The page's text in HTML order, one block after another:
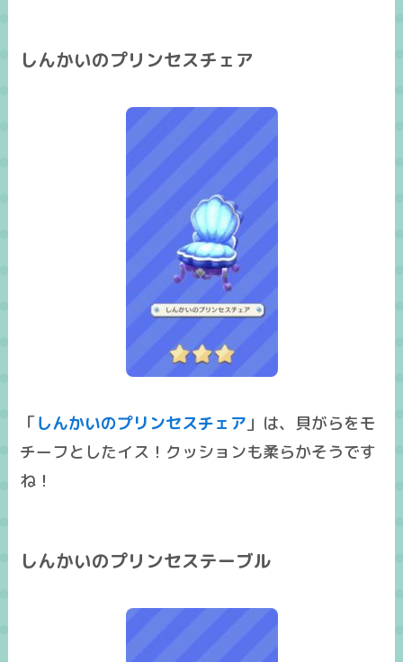
しんかいのプリンセスチェア
「しんかいのプリンセスチェア 」は、貝がらをモ
チーフとしたイス！クッションも柔らかそうです
ね！
しんかいのプリンセステーブル